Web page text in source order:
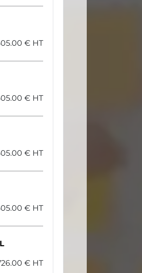
€ HT
€ HT
€ HT
€ HT
€ HT